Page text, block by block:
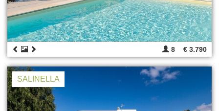
8 € 3.790
SALINELLA